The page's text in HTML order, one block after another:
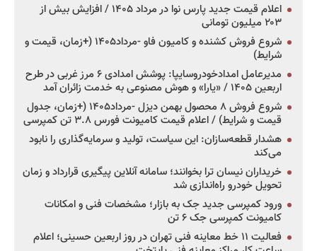
اعلام قیمت جدید پارس نوا در مرداد ۱۴۰۵ / افزایش بیش از
۲۰۳ میلیون تومانی
شروع فروش کشنده و کامیون فاو -مرداد۱۴۰۵ (+زمان، قیمت و
شرایط)
مدیرعامل امدادخودروسایپا: پوشش امدادی ۶ مرز غربی در طرح
اربعین ۱۴۰۵ / «یارا» و هوش مصنوعی به خدمت زائران آمد
شروع فروش ۸ محصول بهمن دیزل -مرداد۱۴۰۵ (+زمان، جدول
قیمت و شرایط) / اعلام قیمت کامیونت فورس ۳.۸ تن کمپرسی
هشدار قطعه‌سازان: این سیاست، تولید و سرمایه‌گذاری را نابود
می‌کند
خریداران نیسان ترا بخوانند؛ سامانه آنلاین پیگیری قرارداد و زمان
تحویل خودرو راه‌اندازی شد
ورود کمپرسی جدید جک به بازار؛ مشخصات فنی و امکانات
کامیونت کمپرسی جک ۶ تن
فعالیت ۱۱ خط معاینه فنی تهران در روز اربعین حسینی؛ اعلام